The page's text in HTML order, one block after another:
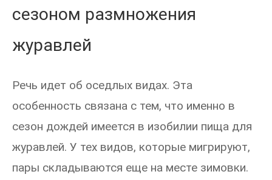
сезоном размножения
журавлей
Речь идет об оседлых видах. Эта
особенность связана с тем, что именно в
сезон дождей имеется в изобилии пища для
журавлей. У тех видов, которые мигрируют,
пары складываются еще на месте зимовки.